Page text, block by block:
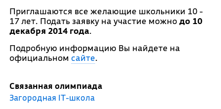
Приглашаются все желающие школьники 10 -
17 лет. Подать заявкуна участие можнодо 10
декабря 2014 года.
Подробную информацию Вы найдете на
официальном сайте.
Связанная олимпиада
Загородная IT-школа